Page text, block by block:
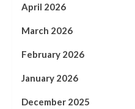
April 2026
March 2026
February 2026
January 2026
December 2025